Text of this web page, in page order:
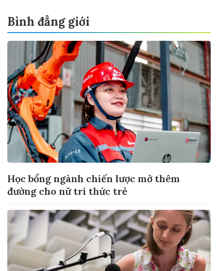
Bình đẳng giới
Học bổng ngành chiến lược mở thêm
đường cho nữ trí thức trẻ